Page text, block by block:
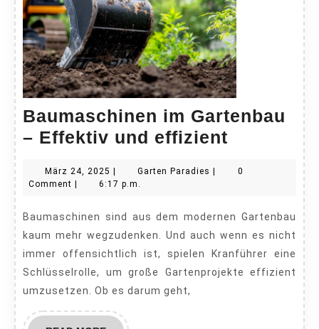
Baumaschinen im Gartenbau
– Effektiv und effizient
Effektiv
und
effizient
März 24, 2025 März
24,
Garten Paradies Garten0
Comment
6:17 p.m.
Baumaschinen sind aus dem modernen Gartenbau
kaum mehr wegzudenken. Und auch wenn es nicht
immer offensichtlich ist, spielen Kranführer eine
Schlüsselrolle, um große Gartenprojekte effizient
umzusetzen. Ob es darum geht,